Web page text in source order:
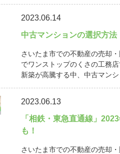
2023.06.14
中古マンションの選択方法
さいたま市での不動産の売却
でワンストップのくさの工務
新築が高騰する中、中古マン
2023.06.13
「相鉄・東急直通線」
も！
さいたま市での不動産の売却